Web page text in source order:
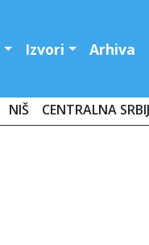
Izvori Arhiva
NIŠ CENTRALNA